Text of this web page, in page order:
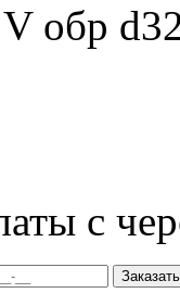
обр
с
Заказать